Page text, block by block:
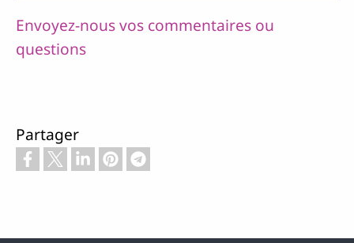
Envoyez-nous vos commentaires ou
questions
Partager